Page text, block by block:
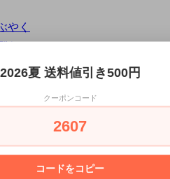
やく
録する
録する
次の商品へ
2026夏 送料値引き500円
クーポンコード
2607
コードをコピー